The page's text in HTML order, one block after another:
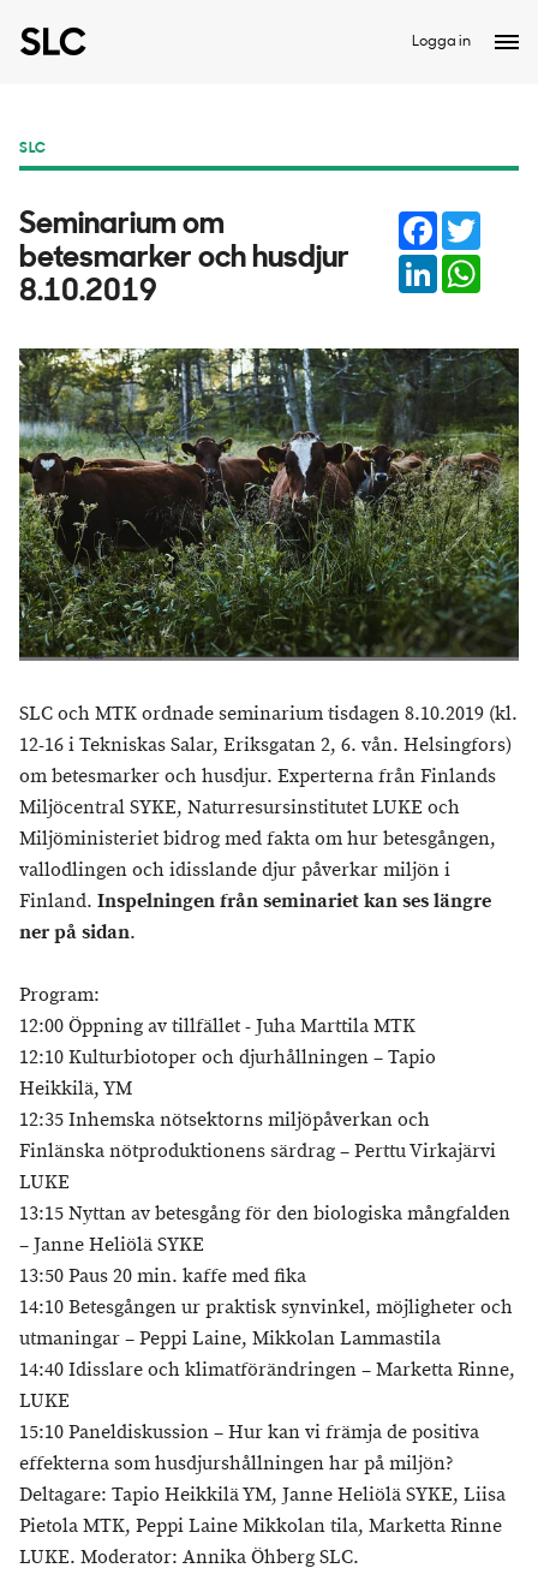
Logga in
SLC
Seminarium om
betesmarker och husdjur
8.10.2019
Facebook
LinkedIn
SLC och MTK ordnade seminarium tisdagen 8.10.2019 (kl.
12-16 i Tekniskas Salar, Eriksgatan 2, 6. vån. Helsingfors)
om betesmarker och husdjur. Experterna från Finlands
Miljöcentral SYKE, Naturresursinstitutet LUKE och
Miljöministeriet bidrog med fakta om hur betesgången,
vallodlingen och idisslande djur påverkar miljön i
Finland. Inspelningen från seminariet kan ses längre
ner på sidan.
Program:
12:00 Öppning av tillfället - Juha Marttila MTK
12:10 Kulturbiotoper och djurhållningen – Tapio
Heikkilä, YM
12:35 Inhemska nötsektorns miljöpåverkan och
Finlänska nötproduktionens särdrag – Perttu Virkajärvi
LUKE
13:15 Nyttan av betesgång för den biologiska mångfalden
– Janne Heliölä SYKE
13:50 Paus 20 min. kaffe med fika
14:10 Betesgången ur praktisk synvinkel, möjligheter och
utmaningar – Peppi Laine, Mikkolan Lammastila
14:40 Idisslare och klimatförändringen – Marketta Rinne,
LUKE
15:10 Paneldiskussion – Hur kan vi främja de positiva
effekterna som husdjurshållningen har på miljön?
Deltagare: Tapio Heikkilä YM, Janne Heliölä SYKE, Liisa
Pietola MTK, Peppi Laine Mikkolan tila, Marketta Rinne
LUKE. Moderator: Annika Öhberg SLC.